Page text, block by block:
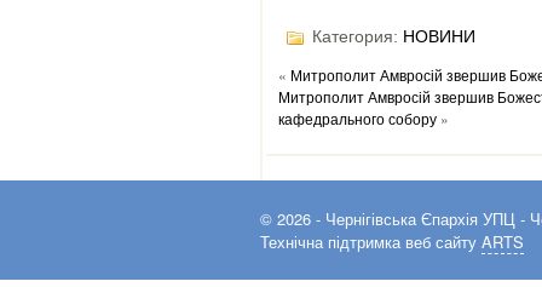
Категория: НОВИНИ
« Митрополит Амвросій звершив
Митрополит Амвросій звершив
кафедрального собору »
© 2026 - Чернігівська Єпархія УПЦ -
Технічна підтримка веб сайту ARTS